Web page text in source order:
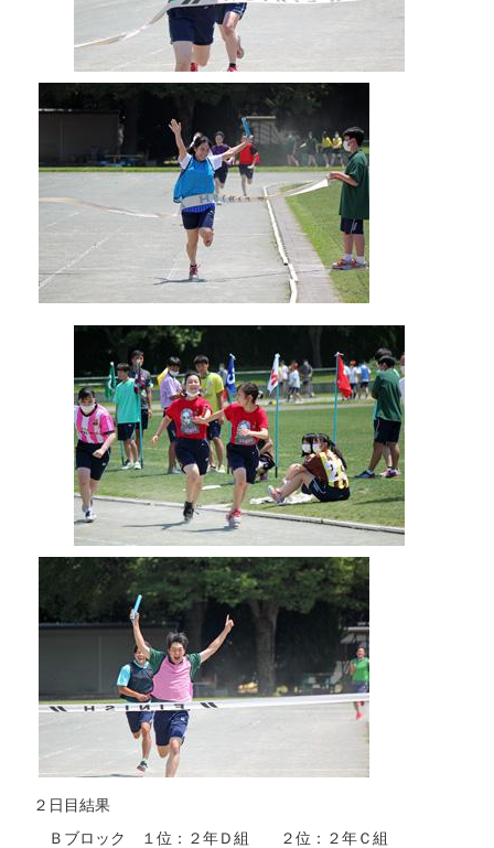
２日目結果
Ｂブロック １位：２年Ｄ組 ２位：２年Ｃ組